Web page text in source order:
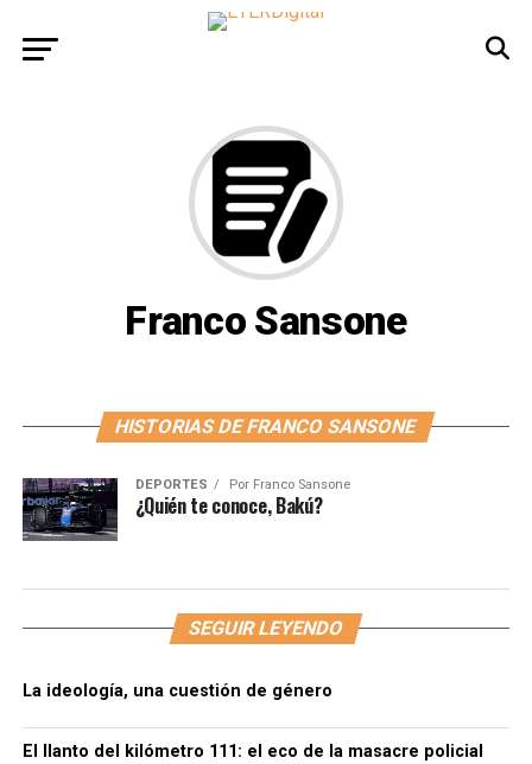
Franco Sansone
HISTORIAS DE FRANCO SANSONE
DEPORTES Por Franco Sansone
¿Quién te conoce, Bakú?
SEGUIR LEYENDO
La ideología, una cuestión de género
El llanto del kilómetro 111: el eco de la masacre policial